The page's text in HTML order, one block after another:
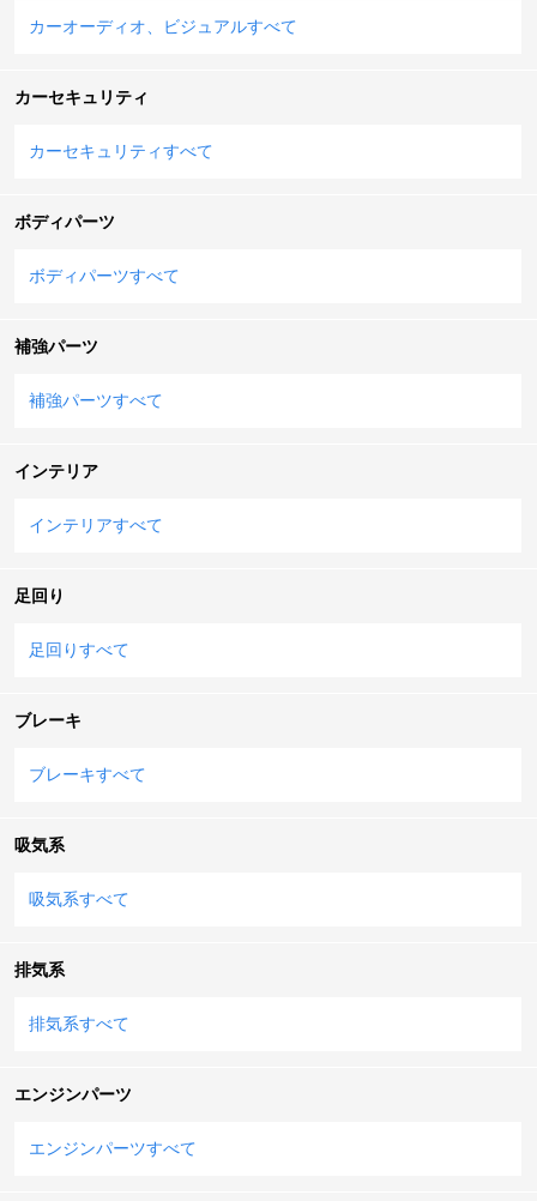
カーオーディオ、ビジュアルすべて
カーセキュリティ
カーセキュリティすべて
ボディパーツ
ボディパーツすべて
補強パーツ
補強パーツすべて
インテリア
インテリアすべて
足回り
足回りすべて
ブレーキ
ブレーキすべて
吸気系
吸気系すべて
排気系
排気系すべて
エンジンパーツ
エンジンパーツすべて